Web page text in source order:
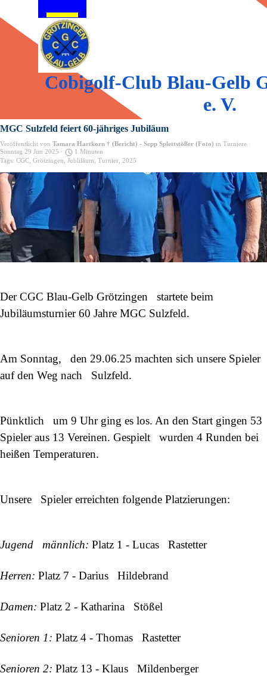
Cobigolf-Club Blau-Gelb
e. V.
MGC Sulzfeld feiert 60-jähriges Jubiläum
Veröffentlicht von Tamara Hartkorn † (Bericht) - Sepp Splettstößer (Foto) in Turniere ·
Sonntag 29 Jun 2025 ·
1 Minuten
Tags: CGC Grötzingen Jubliläum Turnier 2025
Der CGC Blau-Gelb Grötzingen startete beim
Jubiläumsturnier 60 Jahre MGC Sulzfeld.
Am Sonntag, den 29.06.25 machten sich unsere Spieler
auf den Weg nach Sulzfeld.
Pünktlich um 9 Uhr ging es los. An den Start gingen 53
Spieler aus 13 Vereinen. Gespielt wurden 4 Runden bei
heißen Temperaturen.
Unsere Spieler erreichten folgende Platzierungen:
Jugend männlich: Platz 1 - Lucas Rastetter
Herren: Platz 7 - Darius Hildebrand
Damen: Platz 2 - Katharina Stößel
Senioren 1: Platz 4 - Thomas Rastetter
Senioren 2: Platz 13 - Klaus Mildenberger